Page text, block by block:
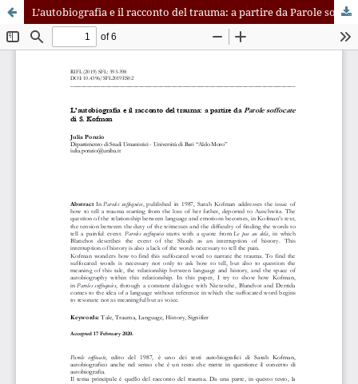
L’autobiografia e il racconto del trauma: a partire da Parole soffocate di S. Kofman